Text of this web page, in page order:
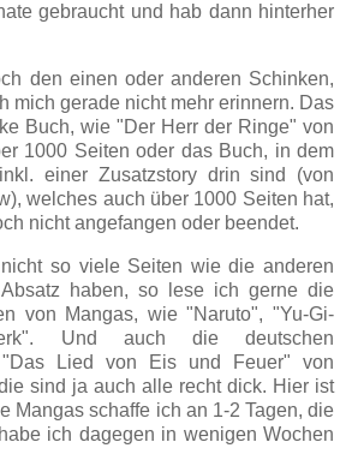
gebraucht und hab dann hinterher
den einen oder anderen Schinken,
mich gerade nicht mehr erinnern. Das
Buch, wie "Der Herr der Ringe" von
1000 Seiten oder das Buch, in dem
einer Zusatzstory drin sind (von
welches auch über 1000 Seiten hat,
nicht angefangen oder beendet.
so viele Seiten wie die anderen
haben, so lese ich gerne die
von Mangas, wie "Naruto", "Yu-Gi-
Und auch die deutschen
"Das Lied von Eis und Feuer" von
sind ja auch alle recht dick. Hier ist
Mangas schaffe ich an 1-2 Tagen, die
ich dagegen in wenigen Wochen